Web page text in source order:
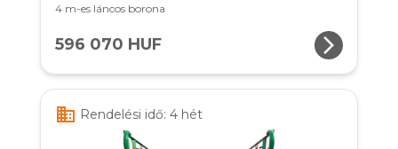
4 m-es láncos borona
596 070 HUF arrow_forward_ios
business Rendelési idő: 4 hét